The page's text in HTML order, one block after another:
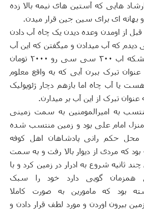
هایی که آستین های نیمه بالا زده
بهانه ای برای سین جین قرار میدن.
از اومدن وعده دیدن یک چاه آب دادن
دیدم که آب میدادن و میگفتن که این آب
چاه هست و ملت بشکه اب ۳۰۰ سی سی رو ۲۰۰۰ تومان
عنوان تبرک ببرن آبی که به واقع معلوم
یا آب چاه اما بازهم دچار ژئوپولیک
تبرک از این آب بر میدارن.
به امیرالمومنین به سمت زمینی
امام علی بود و زمین منتسب شده
که محل حکم رانی پادشاهان اهل کوفه
که مردی از دیوار بالا رفت و به سمت
ثانیه شروع به ادرار در زمین کرد و با
همزمان گویی دارد خود را سبک
بود که مامورین به صورت کاملا
زمین بیرون اوردن و مورد لطف قرار دادن و